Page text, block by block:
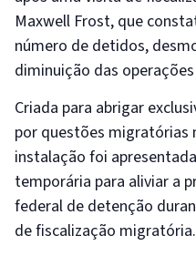
Maxwell Frost, que
número de detidos,
diminuição das
Criada para abrigar
por questões migratórias
instalação foi
temporária para aliviar a
federal de detenção
de fiscalização migratória.